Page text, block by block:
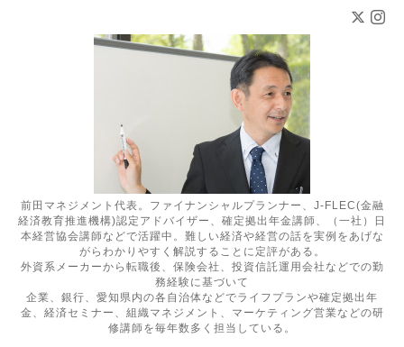
前田マネジメント代表。ファイナンシャルプランナー、J-FLEC(金融
経済教育推進機構)認定アドバイザー、確定拠出年金講師、（一社）日
本経営協会講師などで活躍中。難しい経済や経営の話を実例をあげな
がらわかりやすく解説することに定評がある。
外資系メーカーから転職後、保険会社、投資信託運用会社などでの勤
務経験に基づいて
企業、銀行、愛知県内の各自治体などでライフプランや確定拠出年
金、経済セミナー、組織マネジメント、マーケティング営業などの研
修講師を毎年数多く担当している。